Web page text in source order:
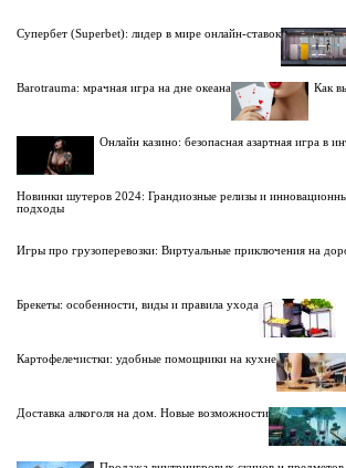
Супербет (Superbet): лидер в мире онлайн-ставок
Barotrauma: мрачная игра на дне океана Как
Онлайн казино: безопасная азартная игра в
Новинки шутеров 2024: Грандиозные релизы и
подходы
Игры про грузоперевозки: Виртуальные приключения на
Брекеты: особенности, виды и правила ухода
Картофелечистки: удобные помощники на кухне
Доставка алкоголя на дом. Новые возможности